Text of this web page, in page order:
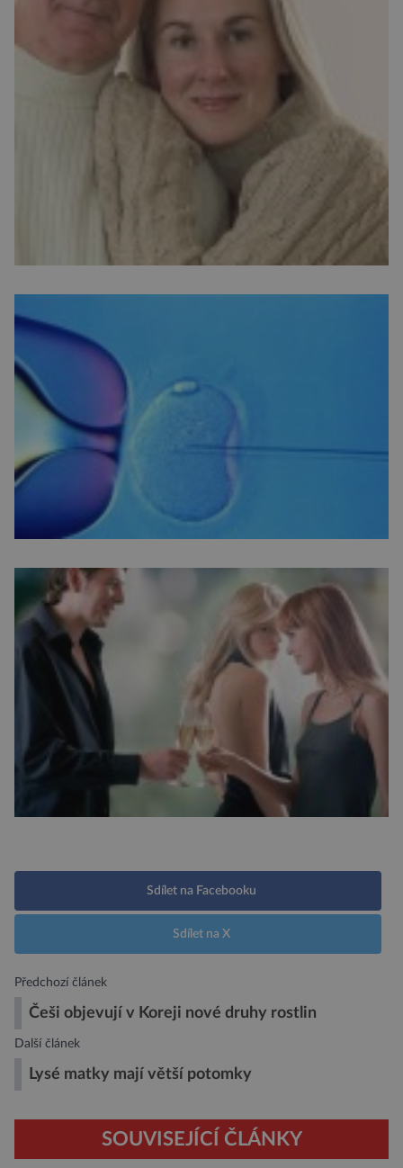
Sdílet na Facebooku
Sdílet na X
Předchozí článek
Češi objevují v Koreji nové druhy rostlin
Další článek
Lysé matky mají větší potomky
SOUVISEJÍCÍ ČLÁNKY